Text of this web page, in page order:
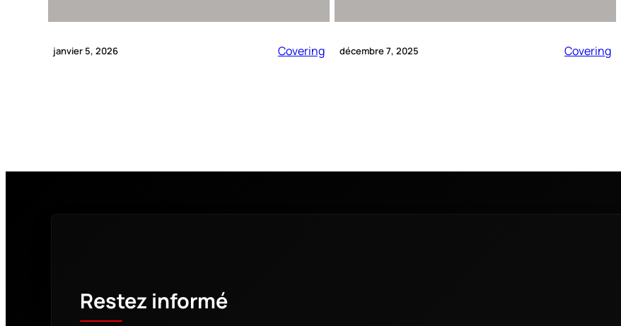
janvier 5, 2026 Covering décembre 7, 2025 Covering
Restez informé